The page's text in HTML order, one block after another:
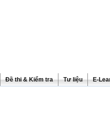
Đề thi & Kiểm tra Tư liệu E-